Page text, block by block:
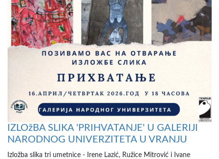
IZLOžBA SLIKA 'PRIHVATANJE' U GALERIJI
NARODNOG UNIVERZITETA U VRANJU
Izložba slika tri umetnice - Irene Lazić, Ružice Mitrović i Ivane